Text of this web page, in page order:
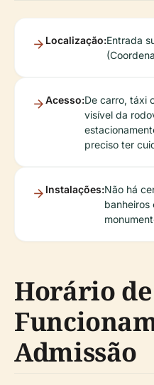
Localização:Entrada
Acesso:De carro, táxi
visível da
preciso ter
Instalações:Não há
banheiros
Horário de
Admissão